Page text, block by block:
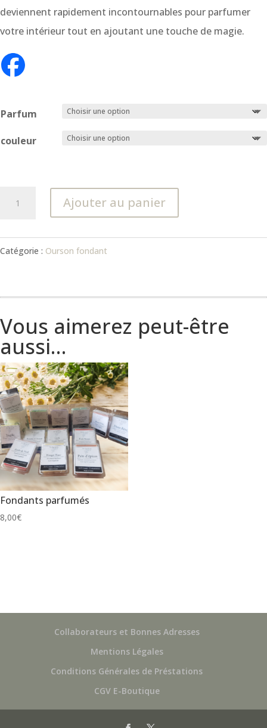
deviennent rapidement incontournables pour parfumer
votre intérieur tout en ajoutant une touche de magie.
Parfum
couleur
fondant
Ajouter au panier
Catégorie : Ourson fondant
Vous aimerez peut-être
aussi…
Fondants parfumés
8,00€
Collaborateurs et Bonnes Adresses
Mentions Légales
Conditions Générales de Préstations
CGV E-Boutique